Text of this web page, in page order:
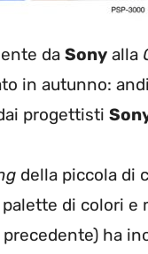
da Sony alla
in autunno:
progettisti
della piccola di
di colori
ha